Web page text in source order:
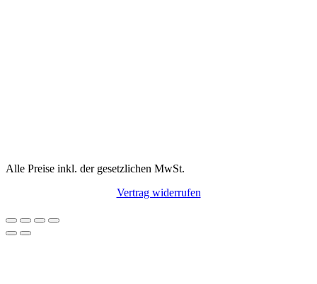
Alle Preise inkl. der gesetzlichen MwSt.
Vertrag widerrufen